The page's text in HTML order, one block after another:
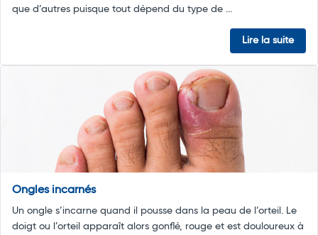
que d’autres puisque tout dépend du type de ...
Lire la suite
Ongles incarnés
Un ongle s’incarne quand il pousse dans la peau de l’orteil. Le
doigt ou l’orteil apparaît alors gonflé, rouge et est douloureux à